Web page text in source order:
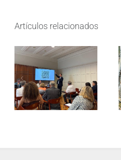
Artículos relacionados